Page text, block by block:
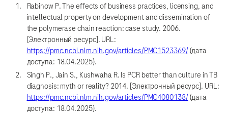
Rabinow P. The effects of business practices, licensing, and
intellectual property on development and dissemination of
the polymerase chain reaction: case study. 2006.
[Электронный ресурс]. URL:
https://pmc.ncbi.nlm.nih.gov/articles/PMC1523369/(дата
доступа: 18.04.2025).
Singh P., Jain S., Kushwaha R. Is PCR better than culture in TB
diagnosis: myth or reality? 2014. [Электронный ресурс]. URL:
https://pmc.ncbi.nlm.nih.gov/articles/PMC4080138/(дата
доступа: 18.04.2025).